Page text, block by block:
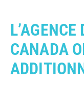
L’AGENCE
CANADA